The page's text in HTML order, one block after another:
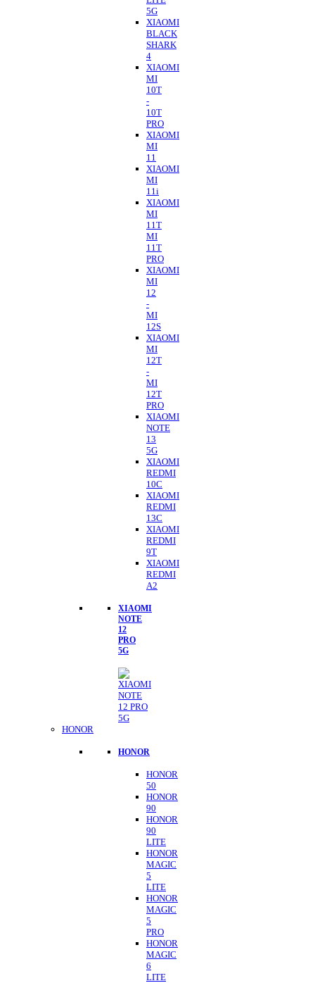
5G
XIAOMI
BLACK
SHARK
4
XIAOMI
MI
10T
-
10T
PRO
XIAOMI
MI
11
XIAOMI
MI
11i
XIAOMI
MI
11T
MI
11T
PRO
XIAOMI
MI
12
-
MI
12S
XIAOMI
MI
12T
-
MI
12T
PRO
XIAOMI
NOTE
13
5G
XIAOMI
REDMI
10C
XIAOMI
REDMI
13C
XIAOMI
REDMI
9T
XIAOMI
REDMI
A2
XIAOMI
NOTE
12
PRO
5G
HONOR
HONOR
HONOR
50
HONOR
90
HONOR
90
LITE
HONOR
MAGIC
5
LITE
HONOR
MAGIC
5
PRO
HONOR
MAGIC
6
LITE